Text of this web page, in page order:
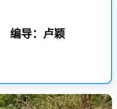
编导：卢颖